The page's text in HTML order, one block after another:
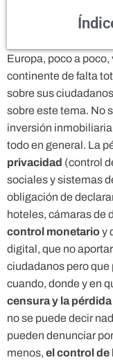
Europa, poco a
continente de falta
sobre sus
sobre este tema. No
inversión
todo en general. La
privacidad (control
sociales y sistemas
obligación de
hoteles, cámaras de
control monetarioy
digital, que no
ciudadanos pero
cuando, donde y en
censura y la
no se puede decir
pueden denunciar
menos, el control de